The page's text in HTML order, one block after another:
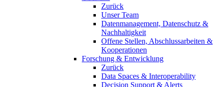
Zurück
Unser Team
Datenmanagement, Datenschutz &
Nachhaltigkeit
Offene Stellen, Abschlussarbeiten &
Kooperationen
Forschung & Entwicklung
Zurück
Data Spaces & Interoperability
Decision Support & Alerts